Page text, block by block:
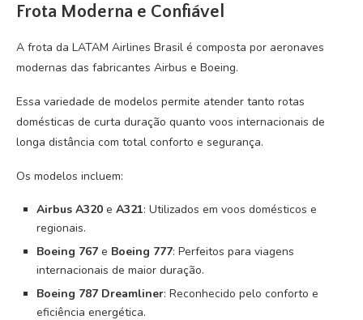
Frota Moderna e Confiável
A frota da LATAM Airlines Brasil é composta por aeronaves
modernas das fabricantes Airbus e Boeing.
Essa variedade de modelos permite atender tanto rotas
domésticas de curta duração quanto voos internacionais de
longa distância com total conforto e segurança.
Os modelos incluem:
Airbus A320 e A321: Utilizados em voos domésticos e
regionais.
Boeing 767 e Boeing 777: Perfeitos para viagens
internacionais de maior duração.
Boeing 787 Dreamliner: Reconhecido pelo conforto e
eficiência energética.